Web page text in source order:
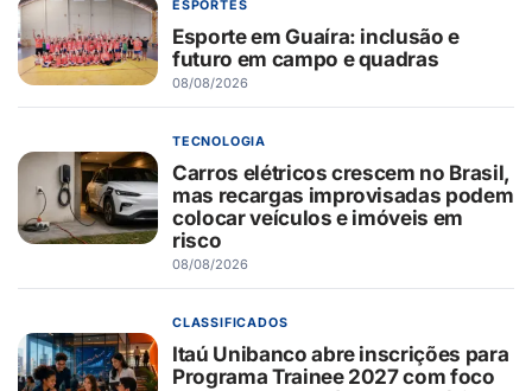
ESPORTES
Esporte em Guaíra: inclusão e
futuro em campo e quadras
08/08/2026
TECNOLOGIA
Carros elétricos crescem no Brasil,
mas recargas improvisadas podem
colocar veículos e imóveis em
risco
08/08/2026
CLASSIFICADOS
Itaú Unibanco abre inscrições para
Programa Trainee 2027 com foco